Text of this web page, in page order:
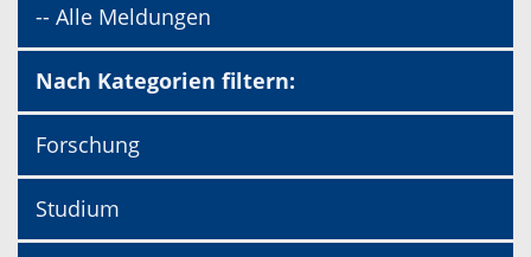
-- Alle Meldungen
Nach Kategorien filtern:
Forschung
Studium